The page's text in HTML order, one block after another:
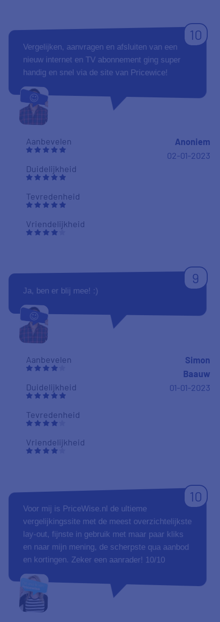
10
Vergelijken, aanvragen en afsluiten van een
nieuw internet en TV abonnement ging super
handig en snel via de site van Pricewice!
Aanbevelen
Duidelijkheid
Tevredenheid
Vriendelijkheid
Anoniem
02-01-2023
9
Ja, ben er blij mee! :)
Aanbevelen
Duidelijkheid
Tevredenheid
Vriendelijkheid
Simon
Baauw
01-01-2023
10
Voor mij is PriceWise.nl de ultieme
vergelijkingssite met de meest overzichtelijkste
lay-out, fijnste in gebruik met maar paar kliks
en naar mijn mening, de scherpste qua aanbod
en kortingen. Zeker een aanrader! 10/10